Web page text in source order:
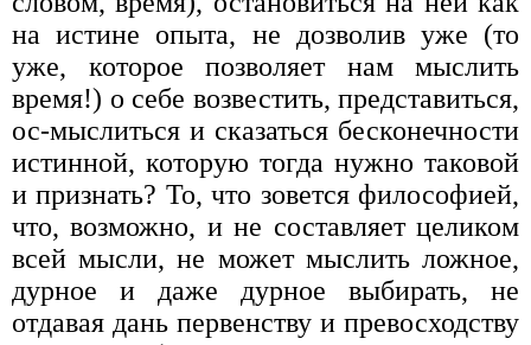
на истине опыта, не дозволив уже (то
уже, которое позволяет нам мыслить
время!) о себе возвестить, представиться,
ос-мыслиться и сказаться бесконечности
истинной, которую тогда нуж­но таковой
и признать? То, что зовется философией,
что, возможно, и не составляет целиком
всей мысли, не может мыслить ложное,
дурное и даже дурное выбирать, не
отдавая дань первенству и превосходству